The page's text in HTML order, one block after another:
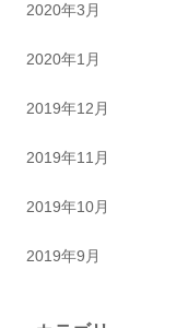
2020年3月
2020年1月
2019年12月
2019年11月
2019年10月
2019年9月